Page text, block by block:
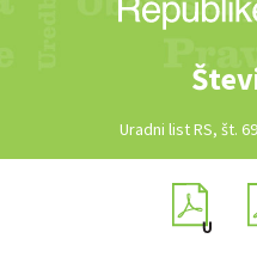
Uradni list RS, št.